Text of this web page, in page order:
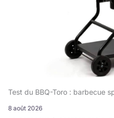
Test du BBQ-Toro : barbecue
8 août 2026